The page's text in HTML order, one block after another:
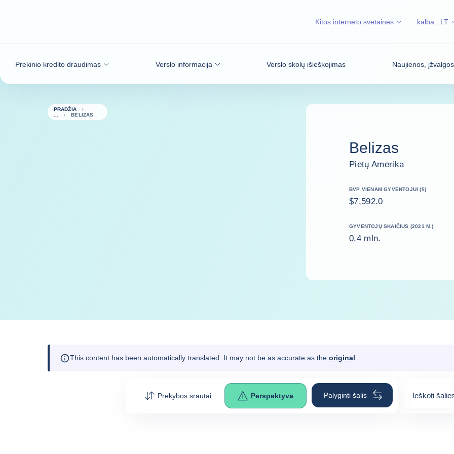
Prekinio kredito draudimas Verslo informacija Verslo skolų išieškojimas Naujienos,
Kitos interneto svetainės kalba : LT
PRADŽIA
BELIZAS
Belizas
Pietų Amerika
BVP VIENAM GYVENTOJUI ($)
$7,592.0
GYVENTOJŲ SKAIČIUS (2021 M.)
0,4 mln.
This content has been automatically translated. It may not be as accurate as the original
Prekybos srautai Perspektyva Palyginti šalis Ieškoti